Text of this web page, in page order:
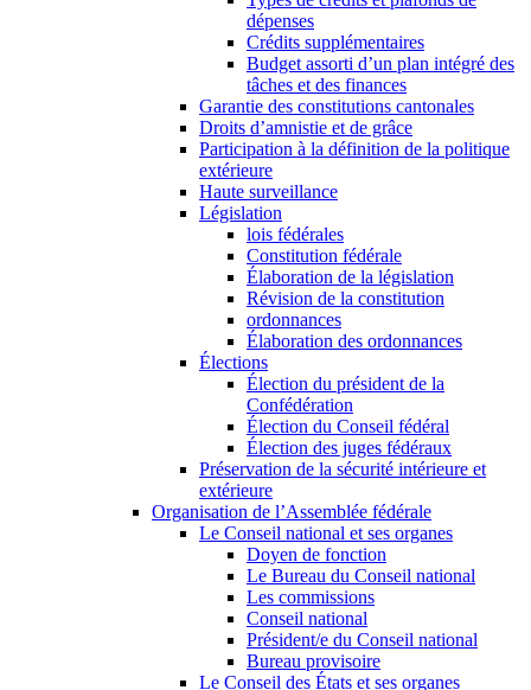
dépenses
Crédits supplémentaires
Budget assorti d’un plan intégré des
tâches et des finances
Garantie des constitutions cantonales
Droits d’amnistie et de grâce
Participation à la définition de la politique
extérieure
Haute surveillance
Législation
lois fédérales
Constitution fédérale
Élaboration de la législation
Révision de la constitution
ordonnances
Élaboration des ordonnances
Élections
Élection du président de la
Confédération
Élection du Conseil fédéral
Élection des juges fédéraux
Préservation de la sécurité intérieure et
extérieure
Organisation de l’Assemblée fédérale
Le Conseil national et ses organes
Doyen de fonction
Le Bureau du Conseil national
Les commissions
Conseil national
Président/e du Conseil national
Bureau provisoire
Le Conseil des États et ses organes